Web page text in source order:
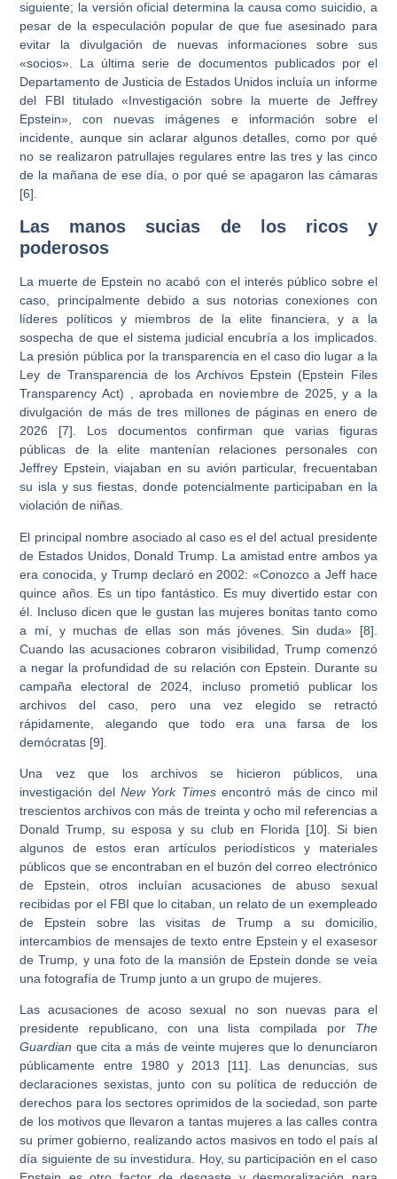
siguiente; la versión oficial determina la causa como suicidio, a
pesar de la especulación popular de que fue asesinado para
evitar la divulgación de nuevas informaciones sobre sus
«socios». La última serie de documentos publicados por el
Departamento de Justicia de Estados Unidos incluía un informe
del FBI titulado «Investigación sobre la muerte de Jeffrey
Epstein», con nuevas imágenes e información sobre el
incidente, aunque sin aclarar algunos detalles, como por qué
no se realizaron patrullajes regulares entre las tres y las cinco
de la mañana de ese día, o por qué se apagaron las cámaras
[6].
Las manos sucias de los ricos y
poderosos
La muerte de Epstein no acabó con el interés público sobre el
caso, principalmente debido a sus notorias conexiones con
líderes políticos y miembros de la elite financiera, y a la
sospecha de que el sistema judicial encubría a los implicados.
La presión pública por la transparencia en el caso dio lugar a la
Ley de Transparencia de los Archivos Epstein (Epstein Files
Transparency Act) , aprobada en noviembre de 2025, y a la
divulgación de más de tres millones de páginas en enero de
2026 [7]. Los documentos confirman que varias figuras
públicas de la elite mantenían relaciones personales con
Jeffrey Epstein, viajaban en su avión particular, frecuentaban
su isla y sus fiestas, donde potencialmente participaban en la
violación de niñas.
El principal nombre asociado al caso es el del actual presidente
de Estados Unidos, Donald Trump. La amistad entre ambos ya
era conocida, y Trump declaró en 2002: «Conozco a Jeff hace
quince años. Es un tipo fantástico. Es muy divertido estar con
él. Incluso dicen que le gustan las mujeres bonitas tanto como
a mí, y muchas de ellas son más jóvenes. Sin duda» [8].
Cuando las acusaciones cobraron visibilidad, Trump comenzó
a negar la profundidad de su relación con Epstein. Durante su
campaña electoral de 2024, incluso prometió publicar los
archivos del caso, pero una vez elegido se retractó
rápidamente, alegando que todo era una farsa de los
demócratas [9].
Una vez que los archivos se hicieron públicos, una
investigación delNew York Timesencontró más de cinco mil
trescientos archivos con más de treinta y ocho mil referencias a
Donald Trump, su esposa y su club en Florida [10]. Si bien
algunos de estos eran artículos periodísticos y materiales
públicos que se encontraban en el buzón del correo electrónico
de Epstein, otros incluían acusaciones de abuso sexual
recibidas por el FBI que lo citaban, un relato de un exempleado
de Epstein sobre las visitas de Trump a su domicilio,
intercambios de mensajes de texto entre Epstein y el exasesor
de Trump, y una foto de la mansión de Epstein donde se veía
una fotografía de Trump junto a un grupo de mujeres.
Las acusaciones de acoso sexual no son nuevas para el
presidente republicano, con una lista compilada por The
Guardian que cita a más de veinte mujeres que lo denunciaron
públicamente entre 1980 y 2013 [11]. Las denuncias, sus
declaraciones sexistas, junto con su política de reducción de
derechos para los sectores oprimidos de la sociedad, son parte
de los motivos que llevaron a tantas mujeres a las calles contra
su primer gobierno, realizando actos masivos en todo el país al
día siguiente de su investidura. Hoy, su participación en el caso